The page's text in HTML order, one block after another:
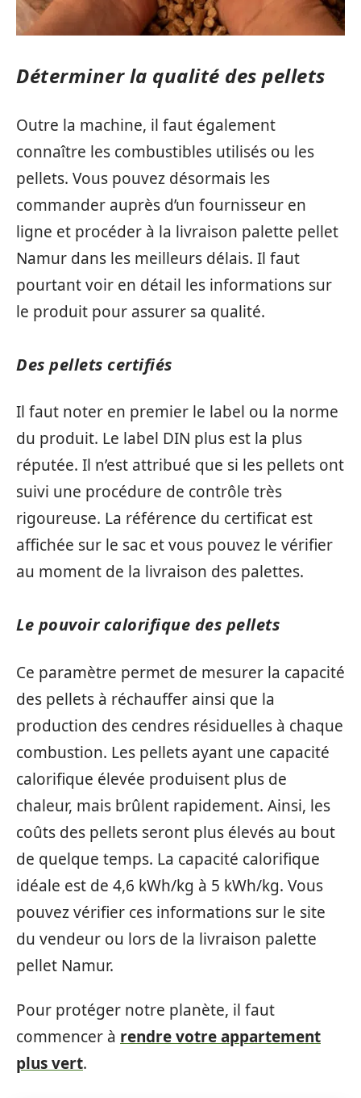
Déterminer la qualité des pellets
Outre la machine, il faut également
connaître les combustibles utilisés ou les
pellets. Vous pouvez désormais les
commander auprès d’un fournisseur en
ligne et procéder à la livraison palette pellet
Namur dans les meilleurs délais. Il faut
pourtant voir en détail les informations sur
le produit pour assurer sa qualité.
Des pellets certifiés
Il faut noter en premier le label ou la norme
du produit. Le label DIN plus est la plus
réputée. Il n’est attribué que si les pellets ont
suivi une procédure de contrôle très
rigoureuse. La référence du certificat est
affichée sur le sac et vous pouvez le vérifier
au moment de la livraison des palettes.
Le pouvoir calorifique des pellets
Ce paramètre permet de mesurer la capacité
des pellets à réchauffer ainsi que la
production des cendres résiduelles à chaque
combustion. Les pellets ayant une capacité
calorifique élevée produisent plus de
chaleur, mais brûlent rapidement. Ainsi, les
coûts des pellets seront plus élevés au bout
de quelque temps. La capacité calorifique
idéale est de 4,6 kWh/kg à 5 kWh/kg. Vous
pouvez vérifier ces informations sur le site
du vendeur ou lors de la livraison palette
pellet Namur.
Pour protéger notre planète, il faut
commencer à rendre votre appartement
plus vert.